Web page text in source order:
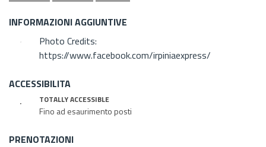
INFORMAZIONI AGGIUNTIVE
Photo Credits:
https://www.facebook.com/irpiniaexpress/
ACCESSIBILITA
TOTALLY ACCESSIBLE
Fino ad esaurimento posti
PRENOTAZIONI